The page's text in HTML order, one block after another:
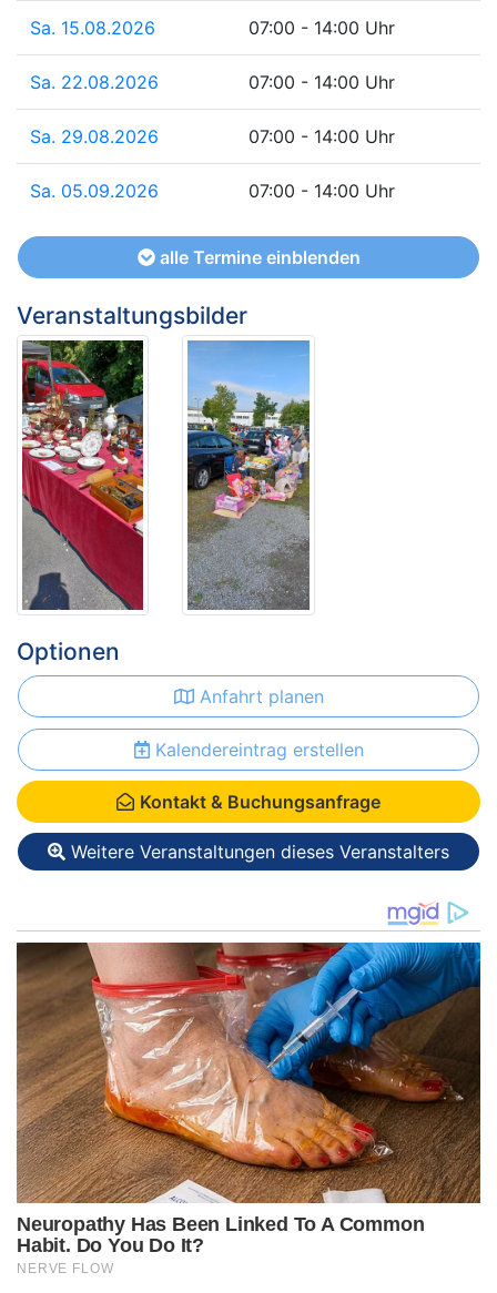
Sa. 15.08.2026 07:00 - 14:00 Uhr
Sa. 22.08.2026 07:00 - 14:00 Uhr
Sa. 29.08.2026 07:00 - 14:00 Uhr
Sa. 05.09.2026 07:00 - 14:00 Uhr
alle Termine einblenden
Veranstaltungsbilder
Optionen
Anfahrt planen
Kalendereintrag erstellen
Kontakt & Buchungsanfrage
Weitere Veranstaltungen dieses Veranstalters